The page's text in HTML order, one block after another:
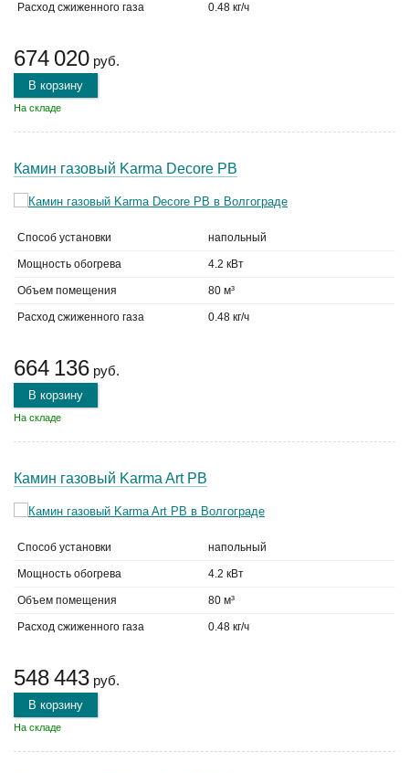
Расход сжиженного газа 0.48 кг/ч
674 020 руб.
В корзину
На складе
Камин газовый Karma Decore PB
Способ установки напольный
Мощность обогрева 4.2 кВт
Объем помещения 80 м³
Расход сжиженного газа 0.48 кг/ч
664 136 руб.
В корзину
На складе
Камин газовый Karma Art PB
Способ установки напольный
Мощность обогрева 4.2 кВт
Объем помещения 80 м³
Расход сжиженного газа 0.48 кг/ч
548 443 руб.
В корзину
На складе